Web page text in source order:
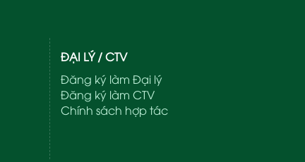
ĐẠI LÝ / CTV
Đăng ký làm Đại lý
Đăng ký làm CTV
Chính sách hợp tác